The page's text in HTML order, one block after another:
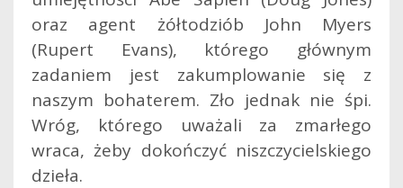
oraz agent żółtodziób John Myers
(Rupert Evans), którego głównym
zadaniem jest zakumplowanie się z
naszym bohaterem. Zło jednak nie śpi.
Wróg, którego uważali za zmarłego
wraca, żeby dokończyć niszczycielskiego
dzieła.